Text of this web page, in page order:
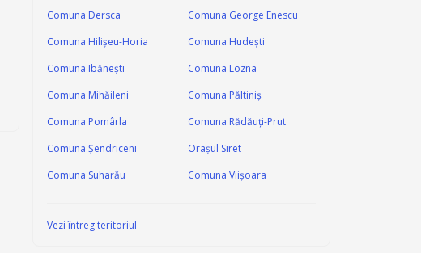
Comuna Dersca
Comuna George Enescu
Comuna Hilişeu-Horia
Comuna Hudeşti
Comuna Ibăneşti
Comuna Lozna
Comuna Mihăileni
Comuna Păltiniș
Comuna Pomârla
Comuna Rădăuți-Prut
Comuna Şendriceni
Oraşul Siret
Comuna Suharău
Comuna Viișoara
Vezi întreg teritoriul